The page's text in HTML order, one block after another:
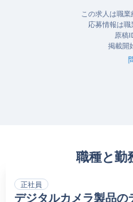
この求人は職業
応募情報は職
原稿
掲載開
職種と勤
正社員
デジタルカメラ製品の